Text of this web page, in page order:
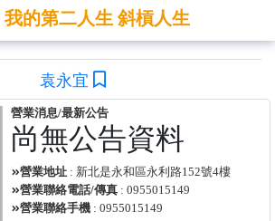
我的第二人生 斜槓人生
袁永宜
營業消息/最新公告
尚無公告資料
營業地址 : 新北是永和區永利路152號4樓
營業聯絡電話/傳真 : 0955015149
營業聯絡手機 : 0955015149